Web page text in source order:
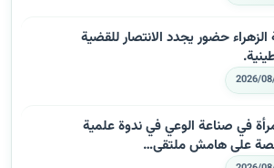
حضور يجدد الانتصار للقضية
2026/
في صناعة الوعي في ندوة علمية
على هامش ملتقى…